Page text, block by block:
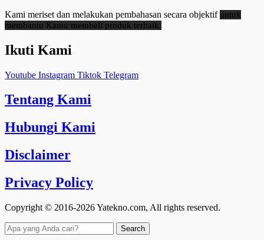
Kami meriset dan melakukan pembahasan secara objektif untuk
membantu Kamu membeli produk terbaik.
Ikuti Kami
Youtube Instagram Tiktok Telegram
Tentang Kami
Hubungi Kami
Disclaimer
Privacy Policy
Copyright © 2016-2026 Yatekno.com, All rights reserved.
Search